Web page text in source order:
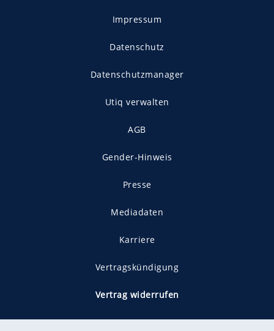
Impressum
Datenschutz
Datenschutzmanager
Utiq verwalten
AGB
Gender-Hinweis
Presse
Mediadaten
Karriere
Vertragskündigung
Vertrag widerrufen